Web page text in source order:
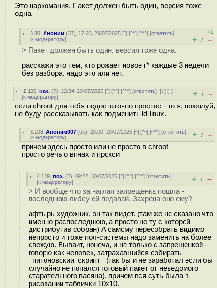
Это наркомания. Пакет должен быть один, версия тоже
одна.
3.80 ,Аноним (37), 17:23, 29/07/2025 [^] [^^] [^^^] [ответить]
[к модератору]
+1
+ / –
> Пакет должен быть один, версия тоже одна.
расскажи это тем, кто рожает новое г* каждые 3 недели
без разбора, надо это или нет.
2.106 ,нах. (?), 22:34, 29/07/2025 [^] [^^] [^^^] [ответить][↓] [↑]
[к модератору] + / –
если chroot для тебя недостаточно простое - то я, пожалуй,
не буду рассказывать как подменить ld-linux.
3.108 ,Аноним007 (ok), 23:00, 29/07/2025 [^] [^^] [^^^] [ответить]
[к модератору] + / –
причем здесь просто или не просто в chroot
просто речь о впнах и прокси
4.129 ,пох. (?), 09:22, 30/07/2025 [^] [^^] [^^^] [ответить]
[к модератору] + / –
> И вообще что за наглая запрещенка пошла -
последнюю либсу ей подавай. Захрена оно ему?
афтырь художник, он так видет. (там же не сказано что
именно распоследнюю, а просто не ту с которой
дистрибутив собран) А самому пересобрать видимо
непросто и тоже пол-системы надо заменить на более
свежую. Бываит, нонеча, и не только с запрещенкой -
говорю как человек, затрахавшийся собирать
_питоновский_скрипт_ (так бы и не заработал если бы
случайно не попался готовый пакет от неведомого
старательного васяна), причем вся суть была в
рисовании таблички 10x10.